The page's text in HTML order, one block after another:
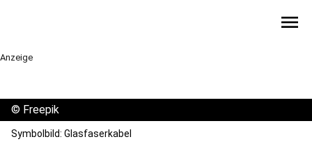
menu
Anzeige
© Freepik
Symbolbild: Glasfaserkabel